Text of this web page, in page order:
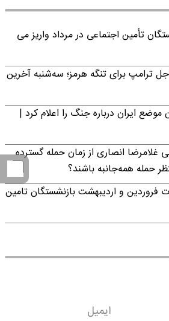
تأمین اجتماعی در مرداد واریز می
ترامپ برای تنگه هرمز؛ سه‌شنبه آخرین
ایران درباره جنگ را اعلام کرد |
انصاری از زمان حمله گسترده
حمله همه‌جانبه باشند؟
فروردین و اردیبهشت بازنشستگان تامین
ایمیل